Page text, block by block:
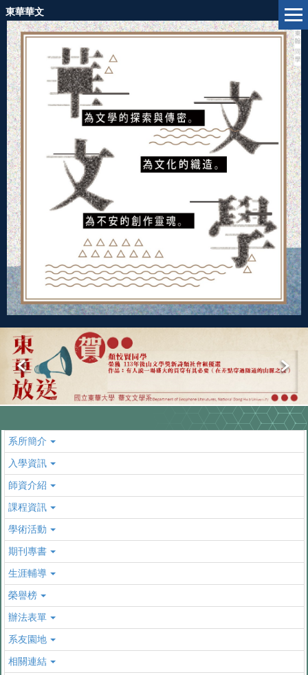
跳
到
主
要
內
容
區
東華華文
系所簡介
入學資訊
師資介紹
課程資訊
學術活動
期刊專書
生涯輔導
榮譽榜
辦法表單
系友園地
相關連結